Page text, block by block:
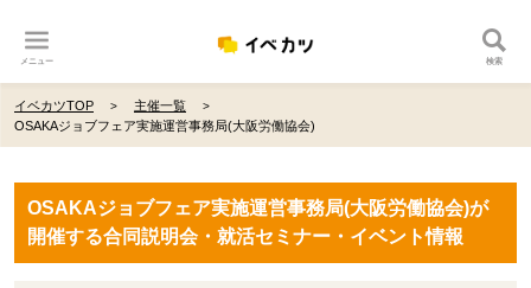
メニュー 検索
イベカツTOP
主催一覧
OSAKAジョブフェア実施運営事務局(大阪労働協会)
OSAKAジョブフェア実施運営事務局(大阪労働協会)が
開催する合同説明会・就活セミナー・イベント情報